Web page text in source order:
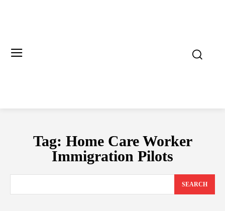
Tag: Home Care Worker
Immigration Pilots
SEARCH